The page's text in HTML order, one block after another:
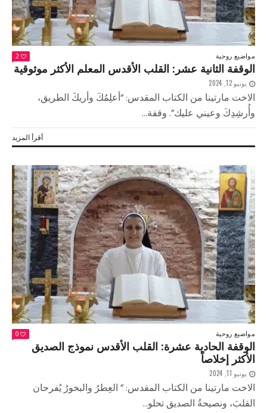
مواضيع روحية 2
الوقفة الثانية عشر: القلب الأقدس المعلم الأكثر موثوقية
يونيو 12, 2024
الاخت مارتينا من الكتاب المقدس: “أعلِمُكَ وأريكَ الطريق،
وأُرشِدِكَ وعيني عليك”. وقفة...
أقرأ المزيد
مواضيع روحية 0
الوقفة الحادية عشرة: القلب الأقدس نموذج الصديق
الأكثر إخلاصاً
يونيو 11, 2024
الاخت مارتينا من الكتاب المقدس: ” العِطرُ والبخورُ يُفرحان
القلبَ، ونصيحةُ الصديق تحلو...